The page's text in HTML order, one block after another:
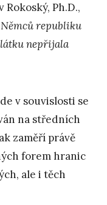
Ph.D.,
Němců republiku
nepřijala
v souvislosti se
na středních
zaměří právě
forem hranic
ale i těch